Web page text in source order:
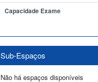
Capacidade Exame
Sub-Espaços
Não há espaços disponíveis